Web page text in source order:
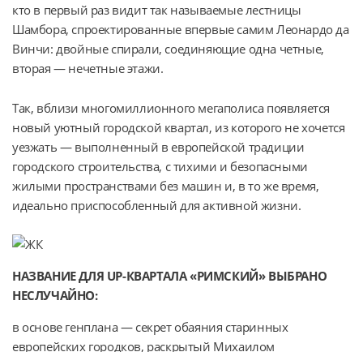
кто в первый раз видит так называемые лестницы
Шамбора, спроектированные впервые самим Леонардо да
Винчи: двойные спирали, соединяющие одна четные,
вторая — нечетные этажи.
Так, вблизи многомиллионного мегаполиса появляется
новый уютный городской квартал, из которого не хочется
уезжать — выполненный в европейской традиции
городского строительства, с тихими и безопасными
жилыми пространствами без машин и, в то же время,
идеально приспособленный для активной жизни.
НАЗВАНИЕ ДЛЯ UP-КВАРТАЛА «РИМСКИЙ» ВЫБРАНО
НЕСЛУЧАЙНО:
в основе генплана — секрет обаяния старинных
европейских городков, раскрытый Михаилом